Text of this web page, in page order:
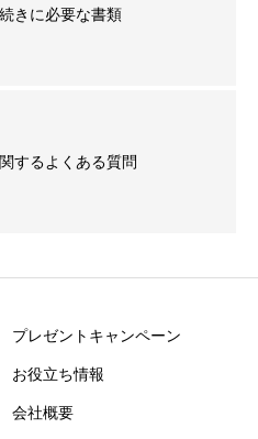
きに必要な書類
するよくある質問
プレゼントキャンペーン
お役立ち情報
会社概要